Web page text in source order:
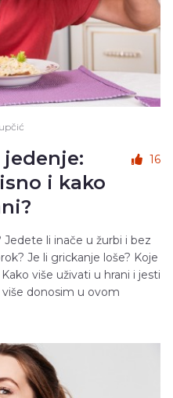
jedenje:
i kako
16
li inače u žurbi i bez
Je li grickanje loše? Koje
više uživati u hrani i jesti
više donosim u ovom